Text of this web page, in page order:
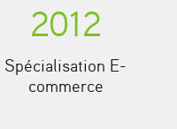
2012
Spécialisation E-
commerce